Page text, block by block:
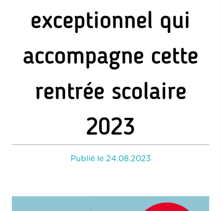
exceptionnel qui
accompagne cette
rentrée scolaire
2023
Publié le 24.08.2023